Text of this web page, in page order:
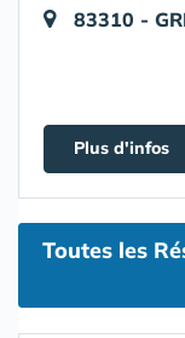
83310 -
Plus d'infos
Toutes les